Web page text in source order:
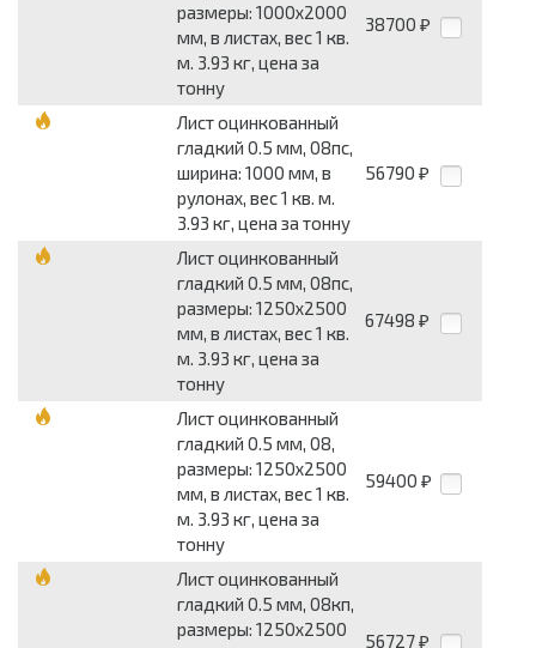
размеры: 1000x2000
мм, в листах, вес 1 кв.
м. 3.93 кг, цена за
тонну
38700 ₽
Лист оцинкованный
гладкий 0.5 мм, 08пс,
ширина: 1000 мм, в
рулонах, вес 1 кв. м.
3.93 кг, цена за тонну
56790 ₽
Лист оцинкованный
гладкий 0.5 мм, 08пс,
размеры: 1250x2500
мм, в листах, вес 1 кв.
м. 3.93 кг, цена за
тонну
67498 ₽
Лист оцинкованный
гладкий 0.5 мм, 08,
размеры: 1250x2500
мм, в листах, вес 1 кв.
м. 3.93 кг, цена за
тонну
59400 ₽
Лист оцинкованный
гладкий 0.5 мм, 08кп,
размеры: 1250x2500
56727 ₽